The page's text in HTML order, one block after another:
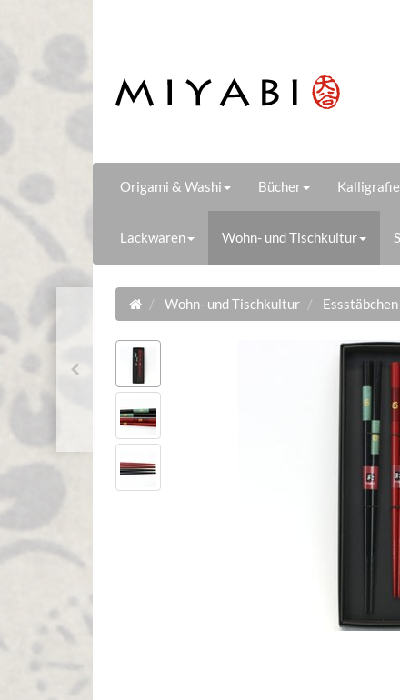
Origami & Washi Bücher
Lackwaren Wohn- und Tischkultur
Wohn- und Tischkultur